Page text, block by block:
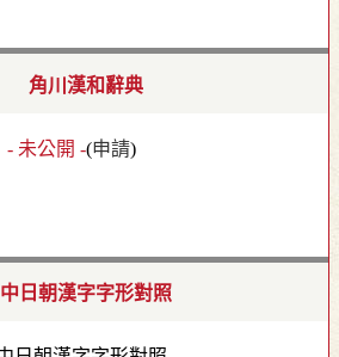
角川漢和辭典
- 未公開 -(申請)
中日朝漢字字形對照